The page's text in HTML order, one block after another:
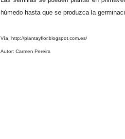
húmedo hasta que se produzca la
Vía: http://plantayflor.blogspot.com.es/
Autor: Carmen Pereira